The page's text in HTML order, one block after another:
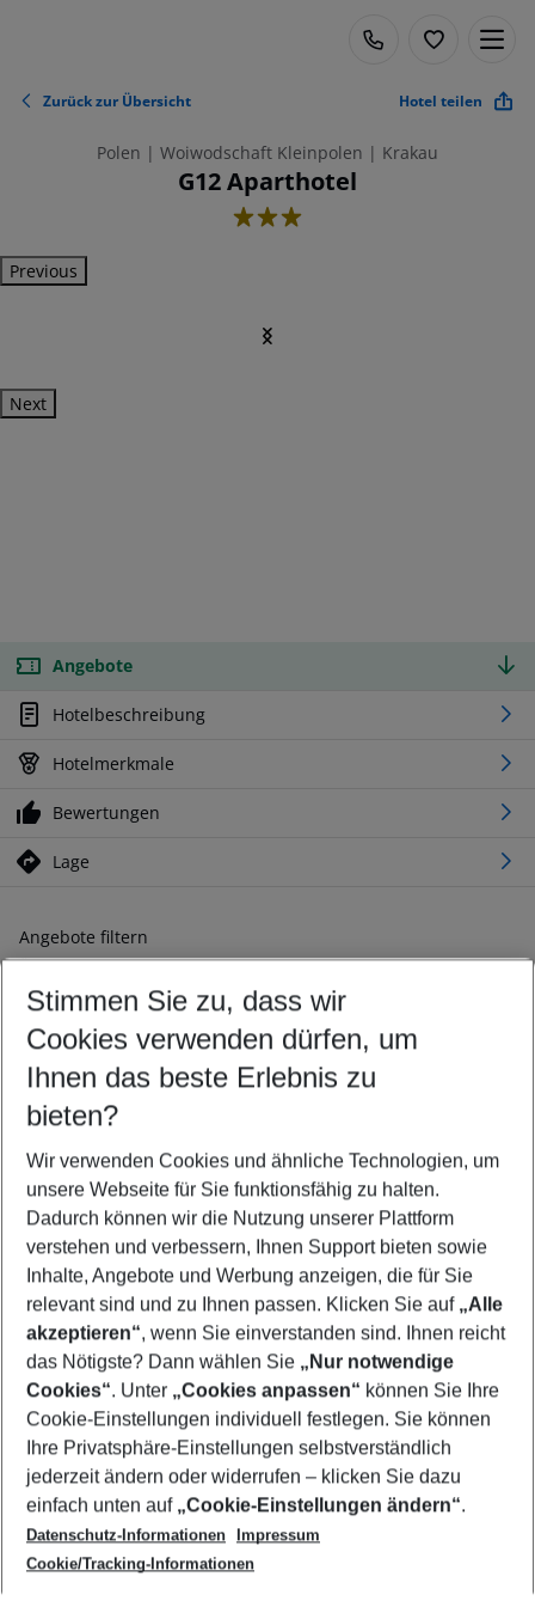
Zurück zur Übersicht Hotel teilen
Polen | Woiwodschaft Kleinpolen | Krakau
G12 Aparthotel
3
Previous
Next
Angebote
Hotelbeschreibung
Hotelmerkmale
Bewertungen
Lage
Angebote filtern
Ändern Sie Ihre Kriterien nach Ihren Wünschen
Abflughafen wählen
Beliebiger Abflughafen
Reisezeitraum wählen
10.08.26– 08.08.27 5-8 Nächte
2 Erwachsene Keine Kinder
Mehr Filter anzeigen
Footer
Footer navigation
Über uns
AGB
Cookie-Einstellungen ändern
Cookie-Richtlinie
Datenschutz
Service & Hilfe
Barrierefreies Reisen
Check-in
Folgen Sie uns
Stimmen Sie zu, dass wir
Cookies verwenden dürfen, um
Ihnen das beste Erlebnis zu
bieten?
Wir verwenden Cookies und ähnliche Technologien, um
unsere Webseite für Sie funktionsfähig zu halten.
Dadurch können wir die Nutzung unserer Plattform
verstehen und verbessern, Ihnen Support bieten sowie
Inhalte, Angebote und Werbung anzeigen, die für Sie
relevant sind und zu Ihnen passen. Klicken Sie auf „Alle
akzeptieren“, wenn Sie einverstanden sind. Ihnen reicht
das Nötigste? Dann wählen Sie „Nur notwendige
Cookies“. Unter „Cookies anpassen“ können Sie Ihre
Cookie-Einstellungen individuell festlegen. Sie können
Ihre Privatsphäre-Einstellungen selbstverständlich
jederzeit ändern oder widerrufen – klicken Sie dazu
einfach unten auf „Cookie-Einstellungen ändern“.
Datenschutz-Informationen
Impressum
Cookie/Tracking-Informationen